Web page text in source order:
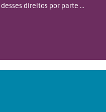
direitos por parte ...